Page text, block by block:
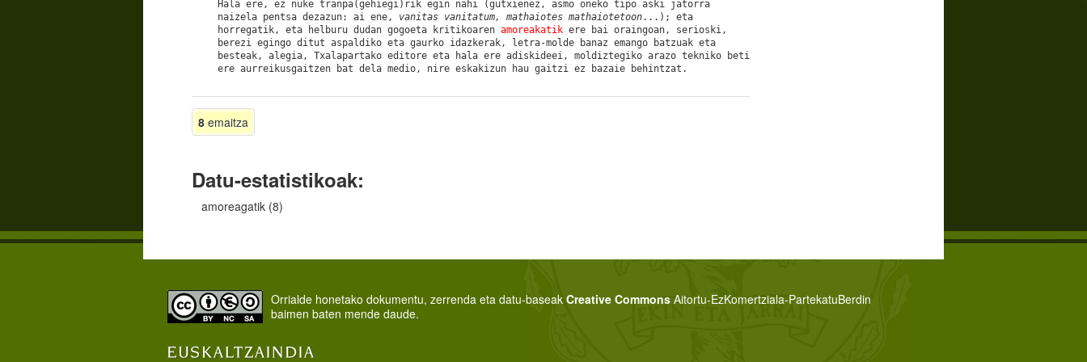
Hala ere, ez nuke tranpa(gehiegi)rik egin nahi (gutxienez, asmo oneko tipo aski jatorra
naizela pentsa dezazun: ai ene, vanitas vanitatum, mathaiotes mathaiotetoon...); eta
horregatik, eta helburu dudan gogoeta kritikoaren amoreakatik ere bai oraingoan, serioski,
berezi egingo ditut aspaldiko eta gaurko idazkerak, letra-molde banaz emango batzuak eta
besteak, alegia, Txalapartako editore eta hala ere adiskideei, moldiztegiko arazo tekniko beti
ere aurreikusgaitzen bat dela medio, nire eskakizun hau gaitzi ez bazaie behintzat.
8 emaitza
Datu-estatistikoak:
amoreagatik (8)
Orrialde honetako dokumentu, zerrenda eta datu-baseak Creative Commons Aitortu-EzKomertziala-PartekatuBerdin
baimen baten mende daude.